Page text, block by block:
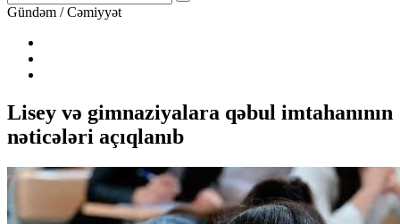
Gündəm / Cəmiyyət
Lisey və gimnaziyalara qəbul imtahanının
nəticələri açıqlanıb